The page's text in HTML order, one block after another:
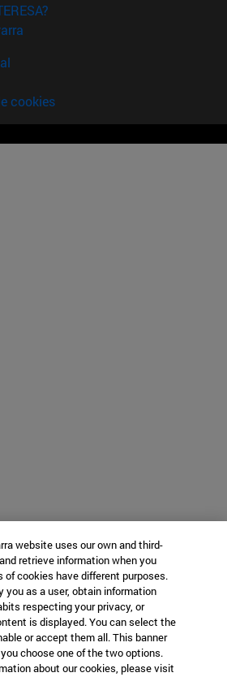
cookies
website uses our own and third-
retrieve information when you
of cookies have different purposes.
you as a user, obtain information
respecting your privacy, or
is displayed. You can select the
or accept them all. This banner
choose one of the two options.
about our cookies, please visit